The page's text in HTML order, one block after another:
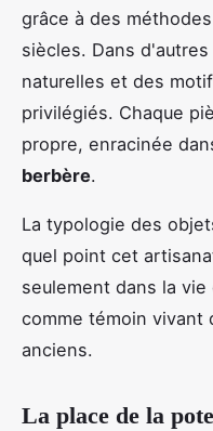
grâce à des
siècles. Dans
naturelles et des
privilégiés. Chaque
propre, enracinée
berbère.
La typologie des
quel point cet
seulement dans la
comme témoin vivant
anciens.
La place de la